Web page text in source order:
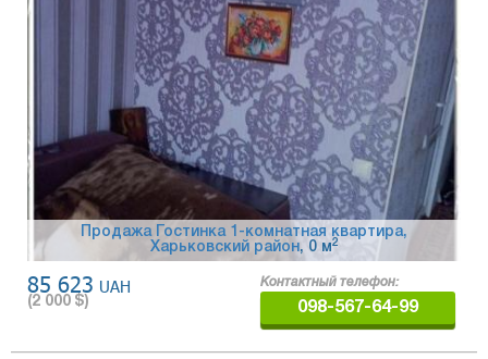
Продажа Гостинка 1-комнатная квартира,
Харьковский район, 0 м2
85 623 UAH
(2 000 $)
Контактный телефон:
098-567-64-99